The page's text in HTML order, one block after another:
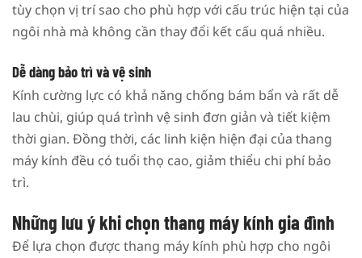
tùy chọn vị trí sao cho phù hợp với cấu trúc hiện tại của
ngôi nhà mà không cần thay đổi kết cấu quá nhiều.
Dễ dàng bảo trì và vệ sinh
Kính cường lực có khả năng chống bám bẩn và rất dễ
lau chùi, giúp quá trình vệ sinh đơn giản và tiết kiệm
thời gian. Đồng thời, các linh kiện hiện đại của thang
máy kính đều có tuổi thọ cao, giảm thiểu chi phí bảo
trì.
Những lưu ý khi chọn thang máy kính gia đình
Để lựa chọn được thang máy kính phù hợp cho ngôi